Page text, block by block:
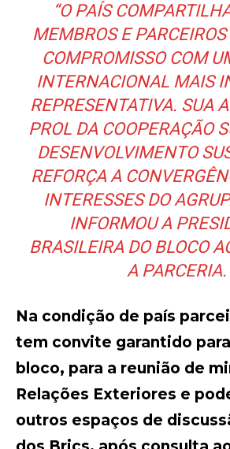
“O PAÍS
MEMBROS E
COMPROMISSO COM
INTERNACIONAL MAIS
REPRESENTATIVA. SUA
PROL DA COOPERAÇÃO
DESENVOLVIMENTO
REFORÇA A
INTERESSES DO
INFORMOU A
BRASILEIRA DO BLOCO
A PARCERIA.
Na condição de país
tem convite garantido
bloco, para a reunião de
Relações Exteriores e
outros espaços de